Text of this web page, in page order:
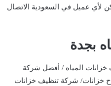
لأي عميل في السعودية الاتصال
بجدة
خزانات المياه / أفضل شركة
خزانات/ شركة تنظيف خزانات